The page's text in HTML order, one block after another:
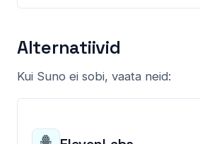
Alternatiivid
Kui Suno ei sobi, vaata neid: